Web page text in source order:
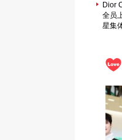
Dior
全员
星集